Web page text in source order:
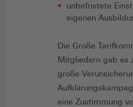
unbefristete
eigenen
Die Große
Mitgliedern gab es
große
eine Zustimmung